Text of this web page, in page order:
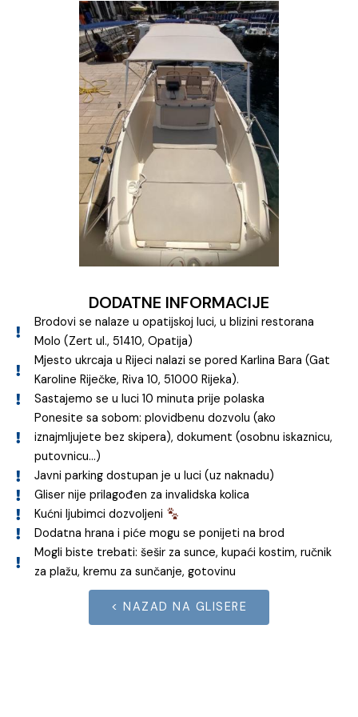
DODATNE INFORMACIJE
Brodovi se nalaze u opatijskoj luci, u blizini restorana
Molo (Zert ul., 51410, Opatija)
Mjesto ukrcaja u Rijeci nalazi se pored Karlina Bara (Gat
Karoline Riječke, Riva 10, 51000 Rijeka).
Sastajemo se u luci 10 minuta prije polaska
Ponesite sa sobom: plovidbenu dozvolu (ako
iznajmljujete bez skipera), dokument (osobnu iskaznicu,
putovnicu...)
Javni parking dostupan je u luci (uz naknadu)
Gliser nije prilagođen za invalidska kolica
Kućni ljubimci dozvoljeni
Dodatna hrana i piće mogu se ponijeti na brod
Mogli biste trebati: šešir za sunce, kupaći kostim, ručnik
za plažu, kremu za sunčanje, gotovinu
< NAZAD NA GLISERE